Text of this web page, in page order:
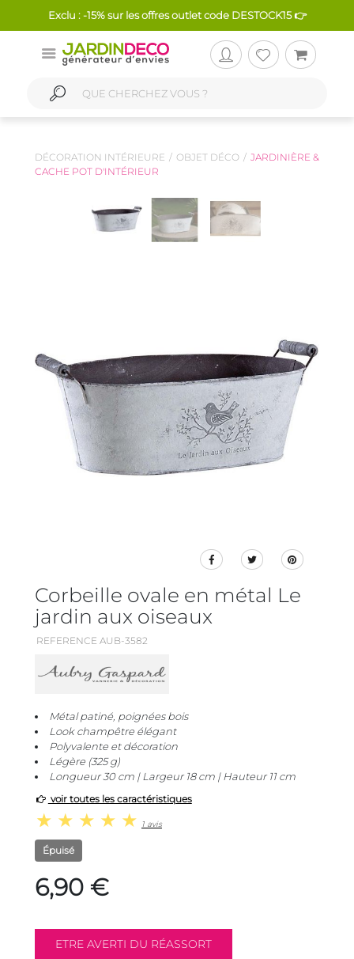
Exclu : -15% sur les offres outlet code DESTOCK15 👉
DÉCORATION INTÉRIEURE OBJET DÉCO
JARDINIÈRE &
CACHE POT D'INTÉRIEUR
Corbeille ovale en métal Le
jardin aux oiseaux
REFERENCE AUB-3582
Métal patiné, poignées bois
Look champêtre élégant
Polyvalente et décoration
Légère (325 g)
Longueur 30 cm | Largeur 18 cm | Hauteur 11 cm
voir toutes les caractéristiques
1 avis
Épuisé
6,90 €